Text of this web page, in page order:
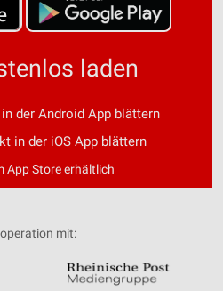
laden
der Android App blättern
in der iOS App blättern
App Store erhältlich
mit: